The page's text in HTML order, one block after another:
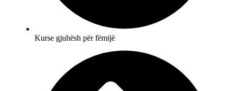
Kurse gjuhësh për fëmijë